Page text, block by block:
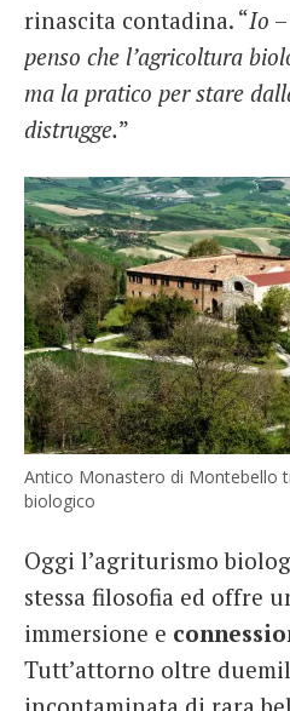
rinascita contadina. “Io
penso che l’agricoltura
ma la pratico per stare
distrugge.”
Antico Monastero di Montebello
biologico
Oggi l’agriturismo
stessa filosofia ed offre
immersione e
Tutt’attorno oltre